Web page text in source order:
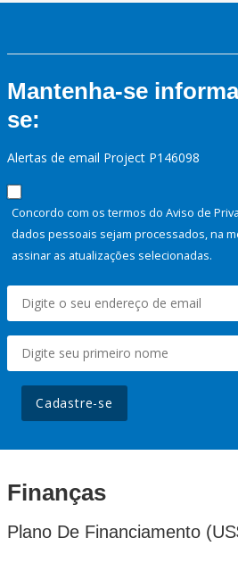
Mantenha-se
se:
Alertas de email Project P146098
Concordo com os termos do Aviso de
dados pessoais sejam processados, na
assinar as atualizações selecionadas.
Cadastre-se
Finanças
Plano De Financiamento